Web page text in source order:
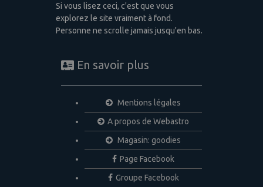
Si vous lisez ceci, c'est que vous
explorez le site vraiment à fond.
Personne ne scrolle jamais jusqu'en bas.
En savoir plus
Mentions légales
A propos de Webastro
Magasin: goodies
Page Facebook
Groupe Facebook